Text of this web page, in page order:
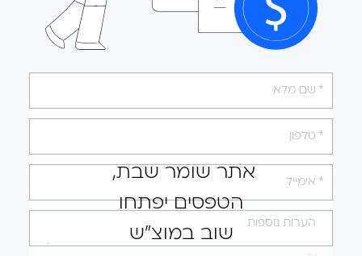
אתר שומר שבת,
הטפסים יפתחו
שוב במוצ"ש
אנא
מלאו
את
טופס
לקבלת
הצעה